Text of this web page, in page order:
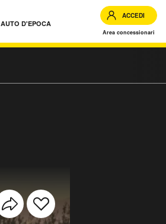
AUTO D'EPOCA
ACCEDI
Area concessionari